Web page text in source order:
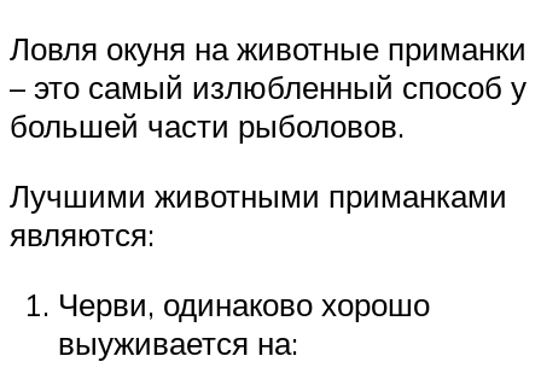
Ловля окуня на животные приманки
– это самый излюбленный способ у
большей части рыболовов.
Лучшими животными приманками
являются:
Черви, одинаково хорошо
выуживается на: